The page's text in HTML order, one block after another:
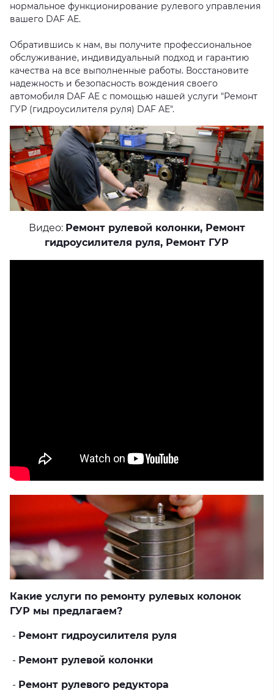
нормальное функционирование рулевого управления
вашего DAF AE.
Обратившись к нам, вы получите профессиональное
обслуживание, индивидуальный подход и гарантию
качества на все выполненные работы. Восстановите
надежность и безопасность вождения своего
автомобиля DAF AE с помощью нашей услуги "Ремонт
ГУР (гидроусилителя руля) DAF AE".
Видео: Ремонт рулевой колонки, Ремонт
гидроусилителя руля, Ремонт ГУР
Какие услуги по ремонту рулевых колонок
ГУР мы предлагаем?
- Ремонт гидроусилителя руля
- Ремонт рулевой колонки
- Ремонт рулевого редуктора